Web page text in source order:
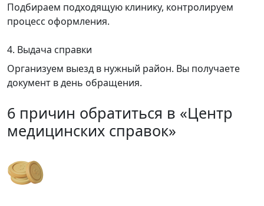
Подбираем подходящую клинику, контролируем
процесс оформления.
4. Выдача справки
Организуем выезд в нужный район. Вы получаете
документ в день обращения.
6 причин обратиться в «Центр
медицинских справок»